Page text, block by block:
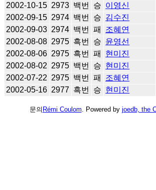
2002-10-15 2973 백번 승 이영신
2002-09-15 2974 백번 승 김수진
2002-09-03 2974 백번 패 조혜연
2002-08-08 2975 흑번 승 윤영선
2002-08-06 2975 흑번 패 현미진
2002-08-02 2975 백번 승 현미진
2002-07-22 2975 백번 패 조혜연
2002-05-16 2977 흑번 승 현미진
문의 Rémi Coulom . Powered by joedb, the